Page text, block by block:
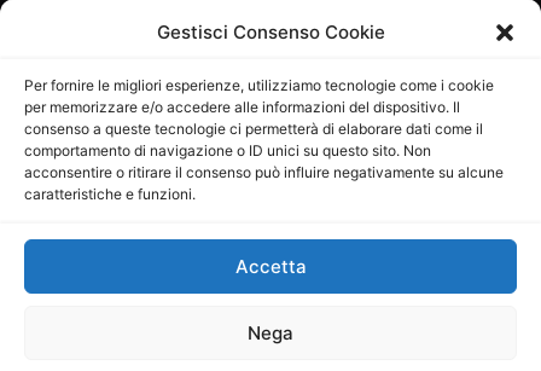
Gestisci Consenso Cookie
Per fornire le migliori esperienze, utilizziamo tecnologie come i cookie
per memorizzare e/o accedere alle informazioni del dispositivo. Il
consenso a queste tecnologie ci permetterà di elaborare dati come il
comportamento di navigazione o ID unici su questo sito. Non
acconsentire o ritirare il consenso può influire negativamente su alcune
caratteristiche e funzioni.
Accetta
Nega
29/09/2015
Direttore Editoriale: Maurizio Scaglione
Direttore Responsabile: Maria Calabrese
P.IVA: 06334930820
Mercurio Comunicazione Società Cooperativa a r.l. è
iscritta al Registro degli Operatori di Comunicazione al